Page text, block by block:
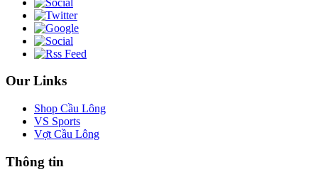
Our Links
Shop Cầu Lông
VS Sports
Vợt Cầu Lông
Thông tin